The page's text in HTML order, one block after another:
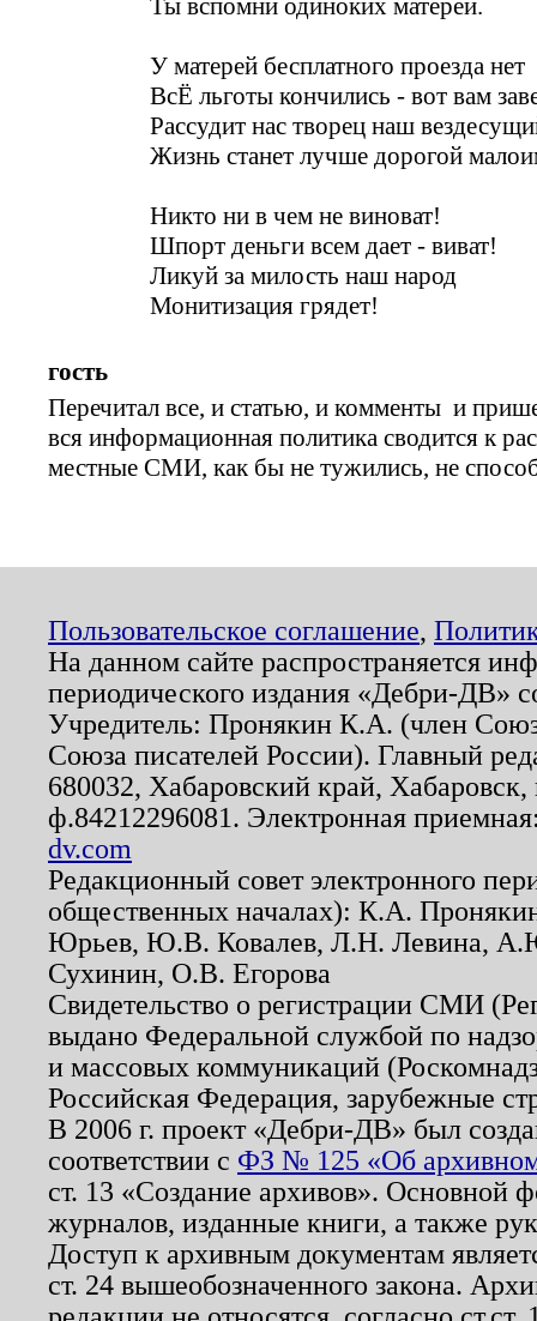
У матерей бесплатного проезда нет
ВсЁ льготы кончились - вот вам
Рассудит нас творец наш
Жизнь станет лучше дорогой
Никто ни в чем не виноват!
Шпорт деньги всем дает - виват!
Ликуй за милость наш народ
Монитизация грядет!
гость
Перечитал все, и статью, и комменты и
вся информационная политика сводится к
местные СМИ, как бы не тужились, не
Пользовательское соглашение,
На данном сайте распространяется
периодического издания «Дебри-ДВ»
Учредитель: Пронякин К.А. (член
Союза писателей России). Главный
680032, Хабаровский край,
ф.84212296081. Электронная
dv.com
Редакционный совет электронного
общественных началах): К.А.
Юрьев, Ю.В. Ковалев, Л.Н. Левина,
Сухинин, О.В. Егорова
Свидетельство о регистрации СМИ
выдано Федеральной службой по
и массовых коммуникаций
Российская Федерация, зарубежные
В 2006 г. проект «Дебри-ДВ» был
соответствии с ФЗ № 125 «Об
ст. 13 «Создание архивов». Основной
журналов, изданные книги, а также
Доступ к архивным документам
ст. 24 вышеобозначенного закона.